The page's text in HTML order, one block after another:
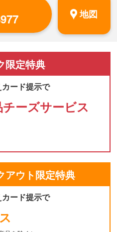
地図
限定特典
ード提示で
ーズサービス
アウト限定特典
ード提示で